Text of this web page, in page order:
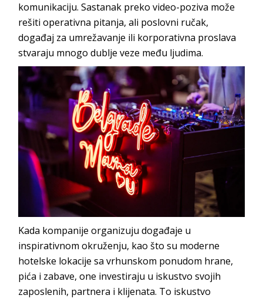
komunikaciju. Sastanak preko video-poziva može
rešiti operativna pitanja, ali poslovni ručak,
događaj za umrežavanje ili korporativna proslava
stvaraju mnogo dublje veze među ljudima.
Kada kompanije organizuju događaje u
inspirativnom okruženju, kao što su moderne
hotelske lokacije sa vrhunskom ponudom hrane,
pića i zabave, one investiraju u iskustvo svojih
zaposlenih, partnera i klijenata. To iskustvo